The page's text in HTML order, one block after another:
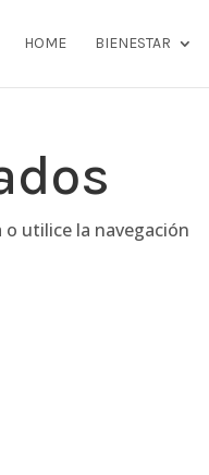
HOME BIENESTAR
utilice la navegación